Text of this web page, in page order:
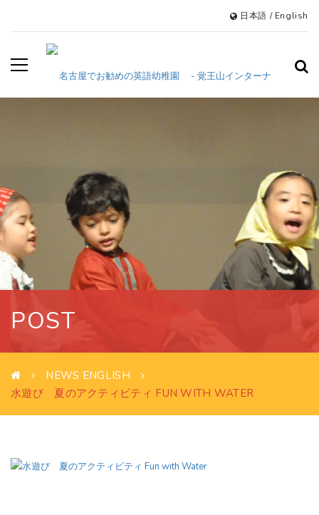
日本語 / English
POST
NEWS ENGLISH
水遊び 夏のアクティビティ FUN WITH WATER